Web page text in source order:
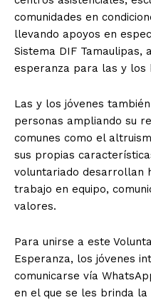
comunidades en
llevando apoyos en
Sistema DIF Tamaulipas,
esperanza para las y los
Las y los jóvenes
personas ampliando su
comunes como el
sus propias
voluntariado desarrollan
trabajo en equipo,
valores.
Para unirse a este
Esperanza, los jóvenes
comunicarse vía
en el que se les brinda la